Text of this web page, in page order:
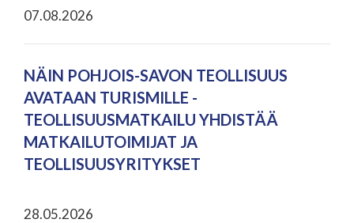
07.08.2026
NÄIN POHJOIS-SAVON TEOLLISUUS
AVATAAN TURISMILLE -
TEOLLISUUSMATKAILU YHDISTÄÄ
MATKAILUTOIMIJAT JA
TEOLLISUUSYRITYKSET
28.05.2026